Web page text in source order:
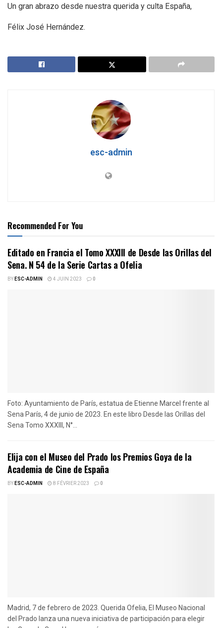
Un gran abrazo desde nuestra querida y culta España,
Félix José Hernández.
esc-admin
Recommended For You
Editado en Francia el Tomo XXXIII de Desde las Orillas del
Sena. N 54 de la Serie Cartas a Ofelia
BYESC-ADMIN 4 JUIN 2023 0
Foto: Ayuntamiento de París, estatua de Etienne Marcel frente al
Sena París, 4 de junio de 2023. En este libro Desde las Orillas del
Sena Tomo XXXIII, N°...
Elija con el Museo del Prado los Premios Goya de la
Academia de Cine de España
BYESC-ADMIN 8 FÉVRIER 2023 0
Madrid, 7 de febrero de 2023. Querida Ofelia, El Museo Nacional
del Prado lanza una nueva iniciativa de participación para elegir